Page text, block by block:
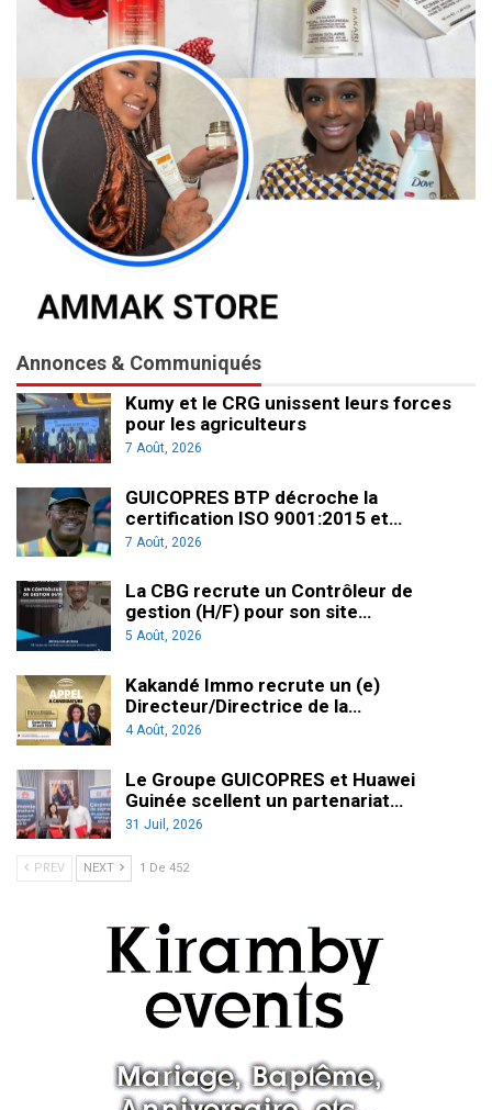
Annonces & Communiqués
Kumy et le CRG unissent leurs forces
pour les agriculteurs
7 Août, 2026
GUICOPRES BTP décroche la
certification ISO 9001:2015 et…
7 Août, 2026
La CBG recrute un Contrôleur de
gestion (H/F) pour son site…
5 Août, 2026
Kakandé Immo recrute un (e)
Directeur/Directrice de la…
4 Août, 2026
Le Groupe GUICOPRES et Huawei
Guinée scellent un partenariat…
31 Juil, 2026
PREV NEXT 1 De 452